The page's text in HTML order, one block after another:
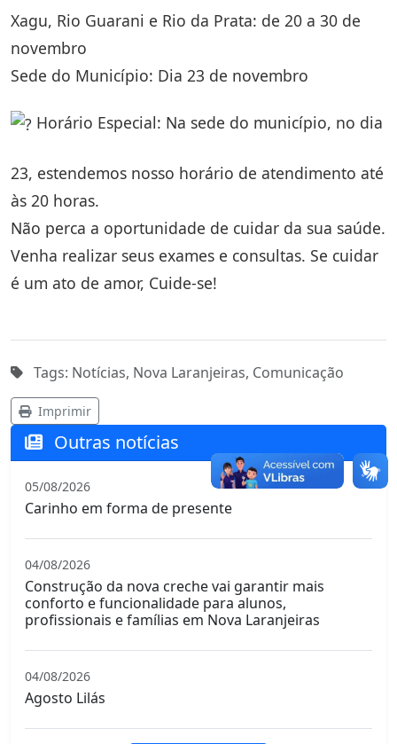
Xagu, Rio Guarani e Rio da Prata: de 20 a 30 de
novembro
Sede do Município: Dia 23 de novembro
Horário Especial: Na sede do município, no dia
23, estendemos nosso horário de atendimento até
às 20 horas.
Não perca a oportunidade de cuidar da sua saúde.
Venha realizar seus exames e consultas. Se cuidar
é um ato de amor, Cuide-se!
Tags: Notícias, Nova Laranjeiras, Comunicação
Imprimir
Outras notícias
05/08/2026
Carinho em forma de presente
04/08/2026
Construção da nova creche vai garantir mais
conforto e funcionalidade para alunos,
profissionais e famílias em Nova Laranjeiras
04/08/2026
Agosto Lilás